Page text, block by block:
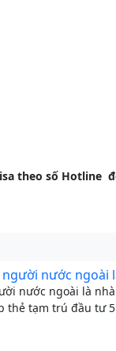
theo số Hotline
nước ngoài
nước ngoài là
thẻ tạm trú đầu tư